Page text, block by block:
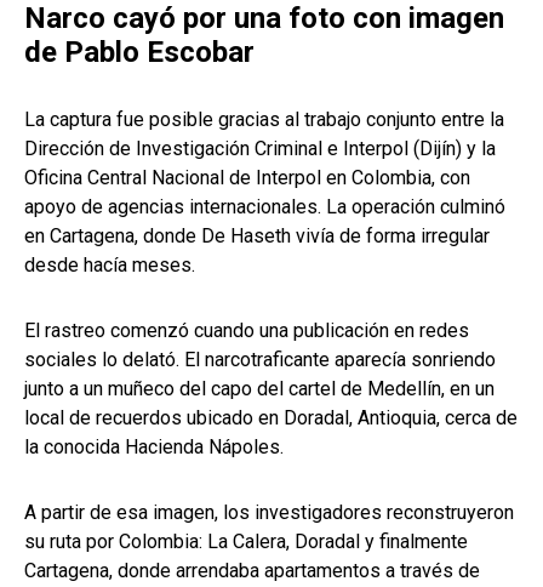
Narco cayó por una foto con imagen
de Pablo Escobar
La captura fue posible gracias al trabajo conjunto entre la
Dirección de Investigación Criminal e Interpol (Dijín) y la
Oficina Central Nacional de Interpol en Colombia, con
apoyo de agencias internacionales. La operación culminó
en Cartagena, donde De Haseth vivía de forma irregular
desde hacía meses.
El rastreo comenzó cuando una publicación en redes
sociales lo delató. El narcotraficante aparecía sonriendo
junto a un muñeco del capo del cartel de Medellín, en un
local de recuerdos ubicado en Doradal, Antioquia, cerca de
la conocida Hacienda Nápoles.
A partir de esa imagen, los investigadores reconstruyeron
su ruta por Colombia: La Calera, Doradal y finalmente
Cartagena, donde arrendaba apartamentos a través de